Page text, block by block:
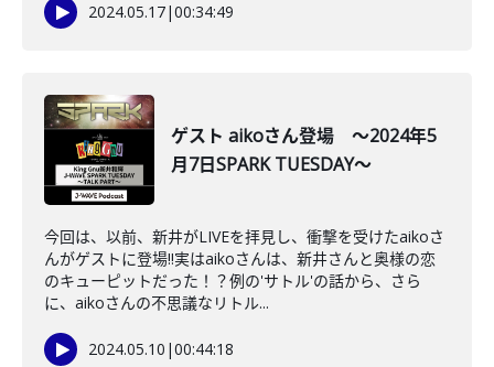
2024.05.17|00:34:49
ゲスト aikoさん登場 ～2024年5
月7日SPARK TUESDAY～
今回は、以前、新井がLIVEを拝見し、衝撃を受けたaikoさ
んがゲストに登場‼実はaikoさんは、新井さんと奥様の恋
のキューピットだった！？例の'サトル'の話から、さら
に、aikoさんの不思議なリトル...
2024.05.10 |00:44:18